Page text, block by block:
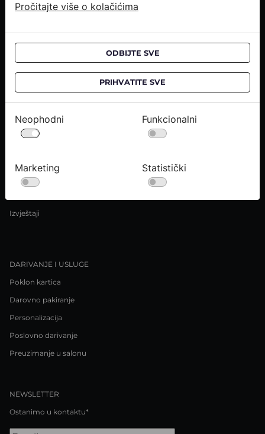
Informacije o dostavi
CROATA saloni
O NAMA
Kontaktirajte nas
Karijere
Uvjeti kupnje
Izvještaji
DARIVANJE I USLUGE
Poklon kartica
Darovno pakiranje
Personalizacija
Poslovno darivanje
Preuzimanje u salonu
NEWSLETTER
Ostanimo u kontaktu*
Pročitajte više o kolačićima
ODBIJTE SVE
PRIHVATITE SVE
Neophodni Funkcionalni
Marketing Statistički